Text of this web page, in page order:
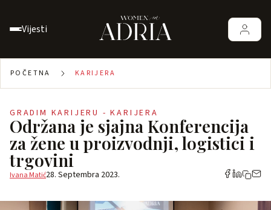
Vijesti
POČETNA KARIJERA
GRADIM KARIJERU - KARIJERA
Održana je sjajna Konferencija
za žene u proizvodnji, logistici i
trgovini
Ivana Matić28. Septembra 2023.